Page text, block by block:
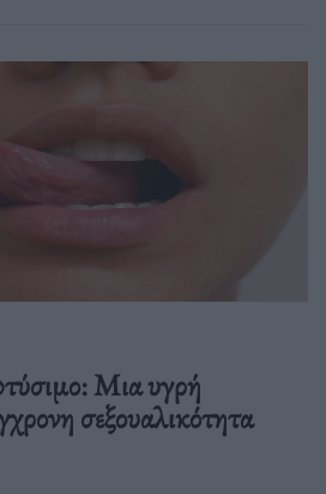
Μια υγρή
σεξουαλικότητα